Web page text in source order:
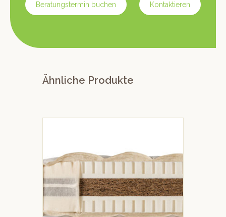
Beratungstermin buchen Kontaktieren
Ähnliche Produkte